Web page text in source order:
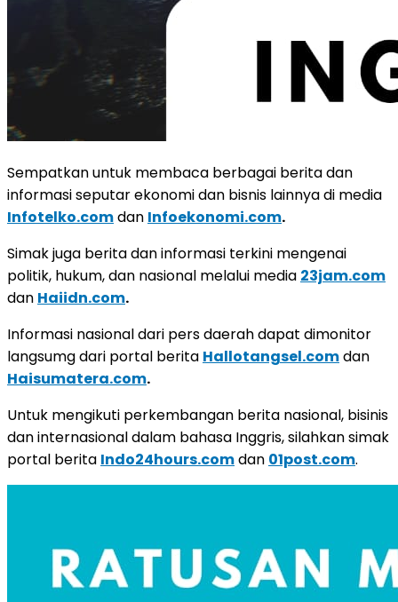
Sempatkan untuk membaca berbagai berita dan
informasi seputar ekonomi dan bisnis lainnya di media
Infotelko.comdan Infoekonomi.com.
Simak juga berita dan informasi terkini mengenai
politik, hukum, dan nasional melalui media 23jam.com
dan Haiidn.com.
Informasi nasional dari pers daerah dapat dimonitor
langsumg dari portal berita Hallotangsel.comdan
Haisumatera.com.
Untuk mengikuti perkembangan berita nasional, bisinis
dan internasional dalam bahasa Inggris, silahkan simak
portal berita Indo24hours.comdan 01post.com.